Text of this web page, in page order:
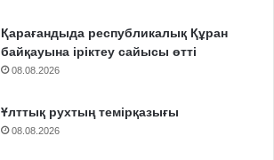
Қарағандыда республикалық Құран
байқауына іріктеу сайысы өтті
08.08.2026
Ұлттық рухтың темірқазығы
08.08.2026